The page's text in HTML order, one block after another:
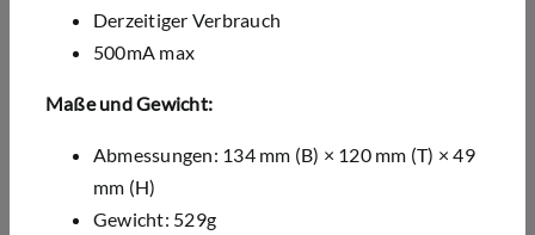
Derzeitiger Verbrauch
500mA max
Maße und Gewicht:
Abmessungen: 134 mm (B) × 120 mm (T) × 49
mm (H)
Gewicht: 529g